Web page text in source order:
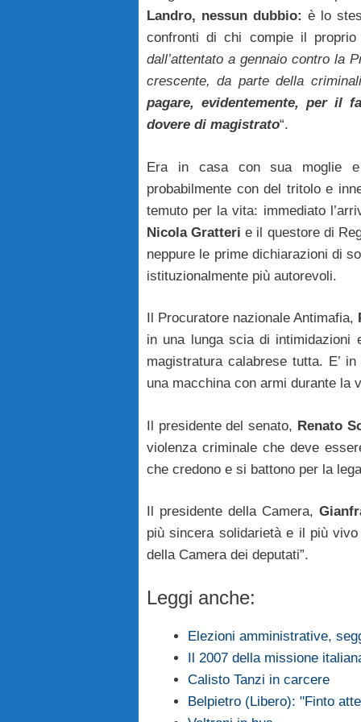
Landro, nessun dubbio:è lo
confronti di chi compie il proprio
dall’attentato a gennaio contro la
crescente, da parte della
pagare, evidentemente, per il
dovere di magistrato“.
Era in casa con sua moglie e
probabilmente con del tritolo e
temuto per la vita: immediato
Nicola Gratteri e il questore di
neppure le prime dichiarazioni di
istituzionalmente più autorevoli.
Il Procuratore nazionale Antimafia,
in una lunga scia di intimidazioni
magistratura calabrese tutta. E’
una macchina con armi durante la
Il presidente del senato, Renato
violenza criminale che deve
che credono e si battono per la
Il presidente della Camera,
più sincera solidarietà e il più
della Camera dei deputati”.
Leggi anche:
Elezioni amministrative,
Il 2007 della missione
Calisto Tanzi in carcere
Belpietro (Libero): "Finto